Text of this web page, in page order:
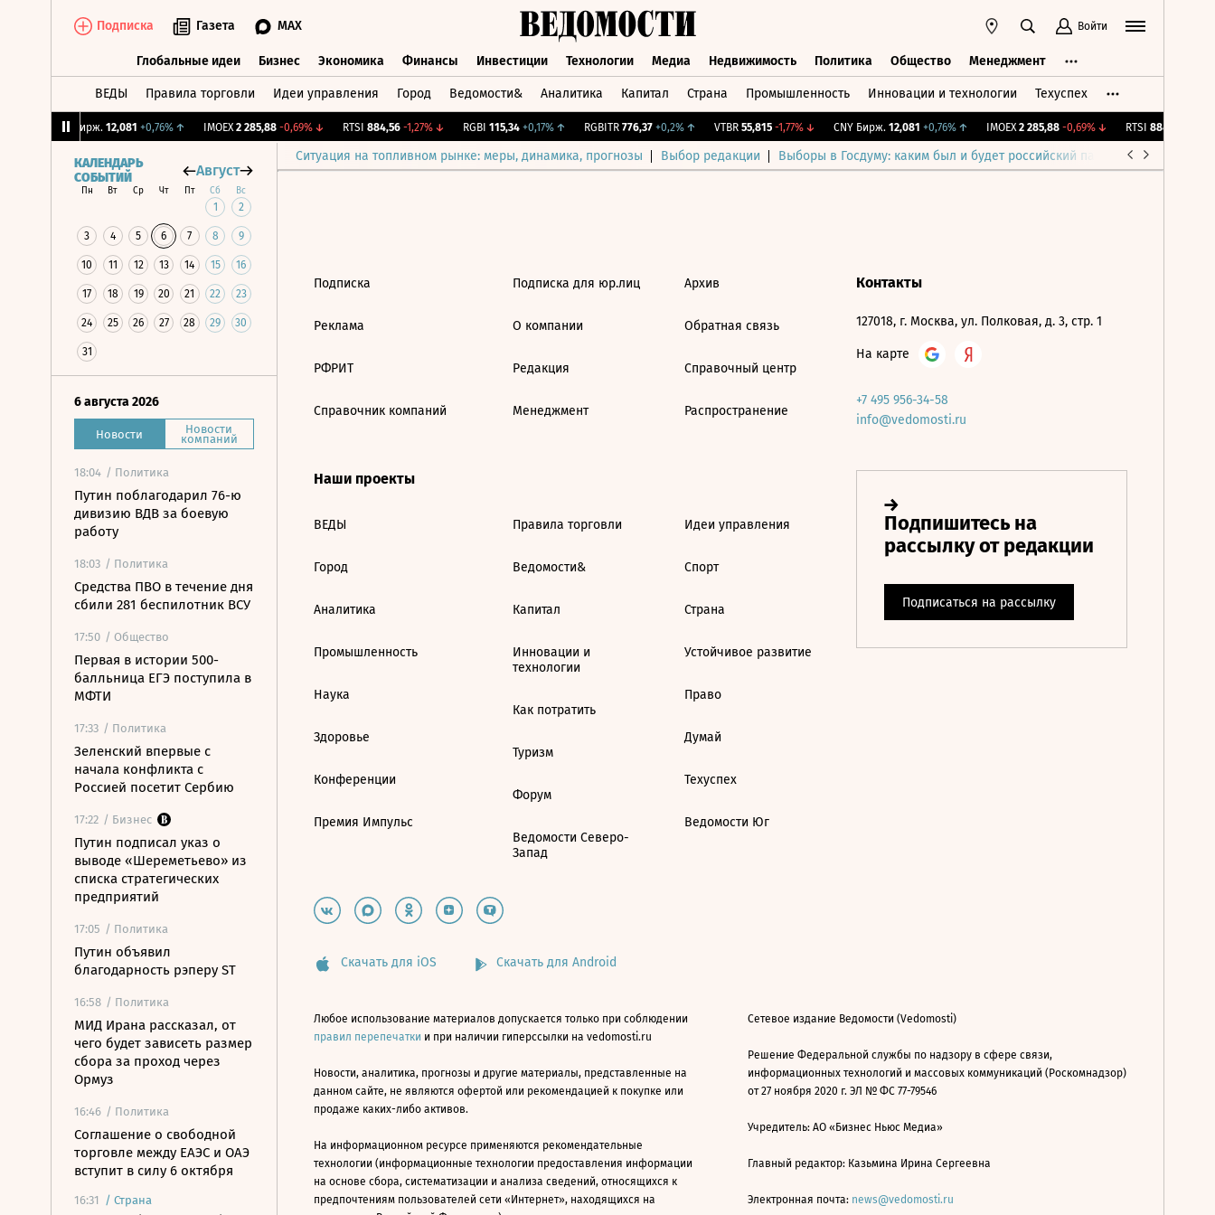
Подписка Газета MAX Войти
Глобальные идеи Бизнес Экономика Финансы Инвестиции Технологии Медиа Недвижимость Политика Общество Менеджмент
ВЕДЫ Правила торговли Идеи управления Город Ведомости& Аналитика Капитал Страна Промышленность Инновации и технологии Техуспех
CNY Бирж. 12,081 +0,76%↑ IMOEX 2 285,88 -0,69%↓ RTSI 884,56 -1,27%↓ RGBI 115,34 +0,17%↑ RGBITR 776,37 +0,2%↑ VTBR 55,815 -1,77%↓ CNY Бирж. 12,081 +0,76%↑ IMOEX 2 285,88 -0,69%↓ RTSI 884,56
Ситуация на топливном рынке: меры, динамика, прогнозы Выбор редакции Выборы в Госдуму: каким был и будет российский парламент
КАЛЕНДАРЬ
СОБЫТИЙ
Август
Пн Вт Ср Чт Пт Сб Вс
1 2
3 4 5 6 7 8 9
10 11 12 13 14 15 16
17 18 19 20 21 22 23
24 25 26 27 28 29 30
31
6 августа 2026
Новости Новости
компаний
18:04 / Политика
Путин поблагодарил 76-ю
дивизию ВДВ за боевую
работу
18:03 / Политика
Средства ПВО в течение дня
сбили 281 беспилотник ВСУ
17:50 / Общество
Первая в истории 500-
балльница ЕГЭ поступила в
МФТИ
17:33 / Политика
Зеленский впервые с
начала конфликта с
Россией посетит Сербию
17:22 / Бизнес
Путин подписал указ о
выводе «Шереметьево» из
списка стратегических
предприятий
17:05 / Политика
Путин объявил
благодарность рэперу ST
16:58 / Политика
МИД Ирана рассказал, от
чего будет зависеть размер
сбора за проход через
Ормуз
16:46 / Политика
Соглашение о свободной
торговле между ЕАЭС и ОАЭ
вступит в силу 6 октября
16:31 / Страна
Подписка
Реклама
РФРИТ
Справочник компаний
Подписка для юр.лиц
О компании
Редакция
Менеджмент
Архив
Обратная связь
Справочный центр
Распространение
Наши проекты
ВЕДЫ
Город
Аналитика
Промышленность
Наука
Здоровье
Конференции
Премия Импульс
Правила торговли
Ведомости&
Капитал
Инновации и
технологии
Как потратить
Туризм
Форум
Ведомости Северо-
Запад
Идеи управления
Спорт
Страна
Устойчивое развитие
Право
Думай
Техуспех
Ведомости Юг
Контакты
127018, г. Москва, ул. Полковая, д. 3, стр. 1
На карте
+7 495 956-34-58
info@vedomosti.ru
Скачать для iOS Скачать для Android
Любое использование материалов допускается только при соблюдении
правил перепечатки и при наличии гиперссылки на vedomosti.ru
Новости, аналитика, прогнозы и другие материалы, представленные на
данном сайте, не являются офертой или рекомендацией к покупке или
продаже каких-либо активов.
На информационном ресурсе применяются рекомендательные
технологии (информационные технологии предоставления информации
на основе сбора, систематизации и анализа сведений, относящихся к
предпочтениям пользователей сети «Интернет», находящихся на
Сетевое издание Ведомости (Vedomosti)
Решение Федеральной службы по надзору в сфере связи,
информационных технологий и массовых коммуникаций (Роскомнадзор)
от 27 ноября 2020 г. ЭЛ № ФС 77-79546
Учредитель: АО «Бизнес Ньюс Медиа»
Главный редактор: Казьмина Ирина Сергеевна
Электронная почта: news@vedomosti.ru